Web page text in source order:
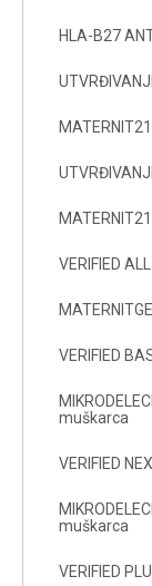
HLA-B27
VERIFIED
VERIFIED
muškarca
VERIFIED
muškarca
VERIFIED